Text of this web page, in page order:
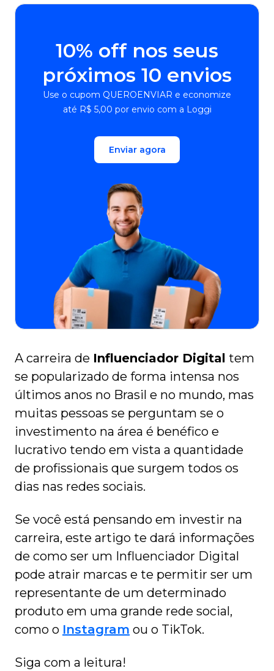
10% off nos seus
próximos 10 envios
Use o cupom QUEROENVIAR e economize
até R$ 5,00 por envio com a Loggi
Enviar agora
A carreira de Influenciador Digital tem
se popularizado de forma intensa nos
últimos anos no Brasil e no mundo, mas
muitas pessoas se perguntam se o
investimento na área é benéfico e
lucrativo tendo em vista a quantidade
de profissionais que surgem todos os
dias nas redes sociais.
Se você está pensando em investir na
carreira, este artigo te dará informações
de como ser um Influenciador Digital
pode atrair marcas e te permitir ser um
representante de um determinado
produto em uma grande rede social,
como o Instagram ou o TikTok.
Siga com a leitura!